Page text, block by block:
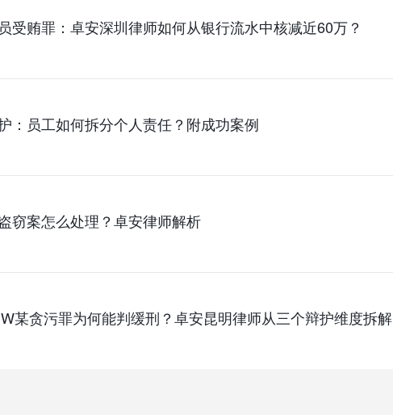
受贿罪：卓安深圳律师如何从银行流水中核减近60万？
：员工如何拆分个人责任？附成功案例
窃案怎么处理？卓安律师解析
某贪污罪为何能判缓刑？卓安昆明律师从三个辩护维度拆解